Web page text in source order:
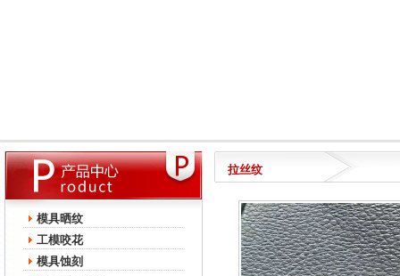
模具晒纹
工模咬花
模具蚀刻
拉丝纹